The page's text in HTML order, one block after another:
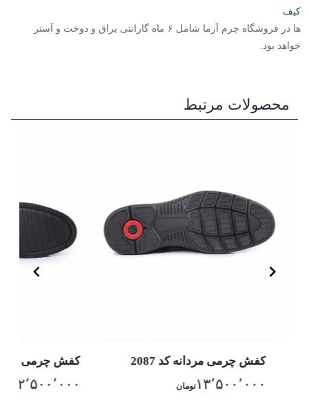
کیف
ها در فروشگاه چرم آزما شامل ۶ ماه گارانتی یراق و دوخت و آستر
خواهد بود.
محصولات مرتبط
کفش چرمی مردانه کد 2087
۱۳٬۵۰۰٬۰۰۰تومان
کفش چرمی مردانه
۱۲٬۵۰۰٬۰۰۰